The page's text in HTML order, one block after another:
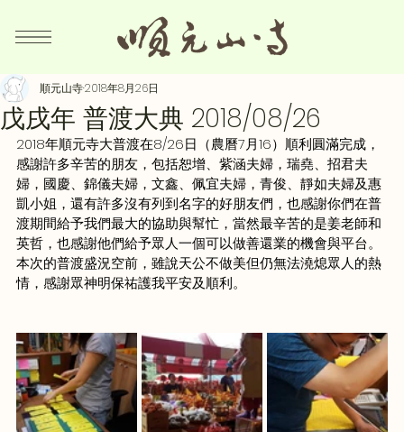
戊戌年 普渡大典 2018/08/26
順元山寺2018年8月26日
2018年順元寺大普渡在8/26日（農曆7月16）順利圓滿完成，
感謝許多辛苦的朋友，包括恕增、紫涵夫婦，瑞堯、招君夫
婦，國慶、錦儀夫婦，文鑫、佩宜夫婦，青俊、靜如夫婦及惠
凱小姐，還有許多沒有列到名字的好朋友們，也感謝你們在普
渡期間給予我們最大的協助與幫忙，當然最辛苦的是姜老師和
英哲，也感謝他們給予眾人一個可以做善還業的機會與平台。
本次的普渡盛況空前，雖說天公不做美但仍無法澆熄眾人的熱
情，感謝眾神明保祐護我平安及順利。